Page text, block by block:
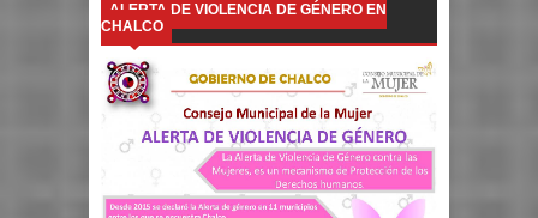
ALERTA DE VIOLENCIA DE GÉNERO EN
CHALCO